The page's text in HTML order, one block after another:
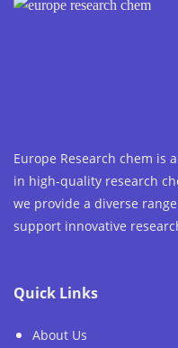
Europe Research chem is
in high-quality research
we provide a diverse
support innovative
Quick Links
About Us